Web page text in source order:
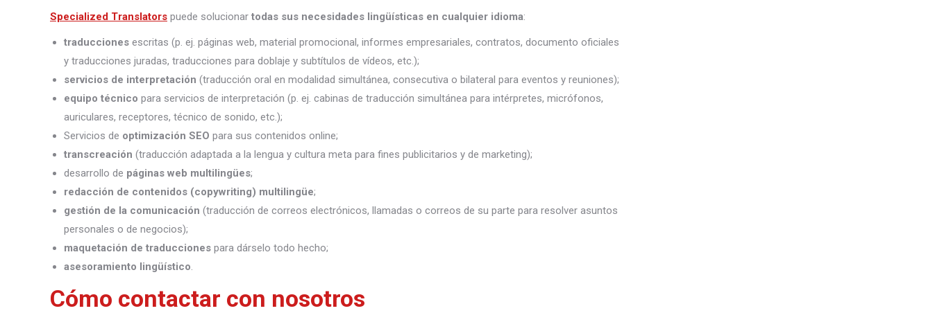
Specialized Translators puede solucionar todas sus necesidades lingüísticas en cualquier idioma:
traducciones escritas (p. ej. páginas web, material promocional, informes empresariales, contratos, documento oficiales
y traducciones juradas, traducciones para doblaje y subtítulos de vídeos, etc.);
servicios de interpretación (traducción oral en modalidad simultánea, consecutiva o bilateral para eventos y reuniones);
equipo técnico para servicios de interpretación (p. ej. cabinas de traducción simultánea para intérpretes, micrófonos,
auriculares, receptores, técnico de sonido, etc.);
Servicios de optimización SEO para sus contenidos online;
transcreación (traducción adaptada a la lengua y cultura meta para fines publicitarios y de marketing);
desarrollo de páginas web multilingües;
redacción de contenidos (copywriting) multilingüe;
gestión de la comunicación (traducción de correos electrónicos, llamadas o correos de su parte para resolver asuntos
personales o de negocios);
maquetación de traducciones para dárselo todo hecho;
asesoramiento lingüístico
Cómo contactar con nosotros